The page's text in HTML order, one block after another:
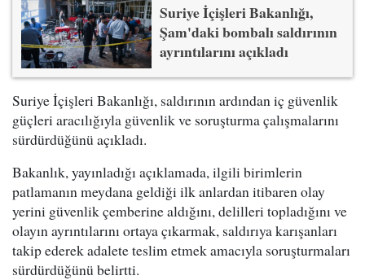
Suriye İçişleri Bakanlığı,
Şam'daki bombalı saldırının
ayrıntılarını açıkladı
Suriye İçişleri Bakanlığı, saldırının ardından iç güvenlik
güçleri aracılığıyla güvenlik ve soruşturma çalışmalarını
sürdürdüğünü açıkladı.
Bakanlık, yayınladığı açıklamada, ilgili birimlerin
patlamanın meydana geldiği ilk anlardan itibaren olay
yerini güvenlik çemberine aldığını, delilleri topladığını ve
olayın ayrıntılarını ortaya çıkarmak, saldırıya karışanları
takip ederek adalete teslim etmek amacıyla soruşturmaları
sürdürdüğünü belirtti.